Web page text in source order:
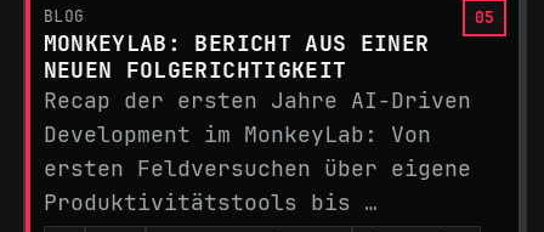
BLOG
MONKEYLAB: BERICHT AUS EINER
NEUEN FOLGERICHTIGKEIT
Recap der ersten Jahre AI-Driven
Development im MonkeyLab: Von
ersten Feldversuchen über eigene
Produktivitätstools bis …